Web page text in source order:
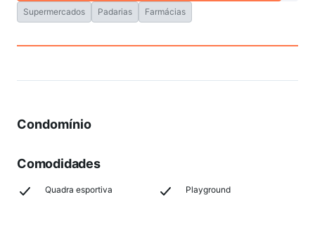
Supermercados Padarias Farmácias
Condomínio
Comodidades
Quadra esportiva Playground